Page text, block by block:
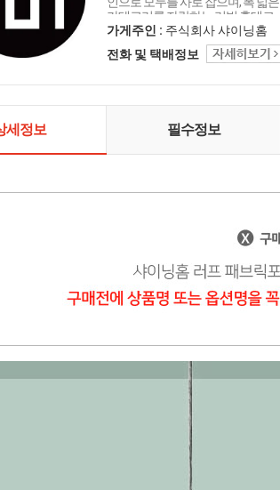
카테고리를 자랑하는 리빙 홈데코
인테리어 샤이닝홈입니다.
가게주인 : 주식회사 샤이닝홈
전화 및 택배정보
세정보 필수정보